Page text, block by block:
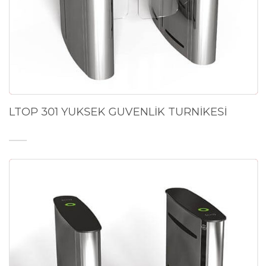
LTOP 301 YÜKSEK GÜVENLİK TURNİKESİ